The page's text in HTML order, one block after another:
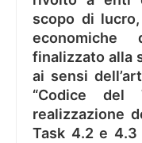
scopo di
economiche
finalizzato alla
ai sensi
“Codice del
realizzazione
Task 4.2 e 4.3